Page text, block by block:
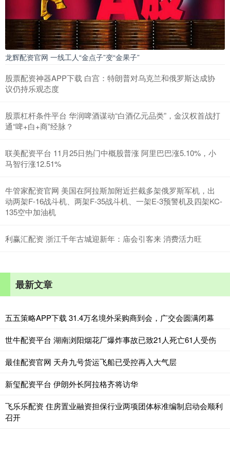
龙辉配资官网 一线工人“金点子”变“金果子”
股票配资神器APP下载 白宫：特朗普对乌克兰和俄罗斯达成协
议仍持乐观态度
股票杠杆条件平台 华润啤酒谋动“白酒亿元品类”，金汉权首战打
通“啤+白+商”经脉？
联美配资平台 11月25日热门中概股普涨 阿里巴巴涨5.10%，小
马智行涨12.51%
牛管家配资官网 美国在阿拉斯加附近拦截多架俄罗斯军机，出
动两架F-16战斗机、两架F-35战斗机、一架E-3预警机及四架KC-
135空中加油机
利赢汇配资 浙江千年古城迎新年：庙会引客来 消费活力旺
最新文章
五五策略APP下载 31.4万名境外采购商到会，广交会圆满闭幕
世牛配资平台 湖南浏阳烟花厂爆炸事故已致21人死亡61人受伤
最佳配资官网 天舟九号货运飞船已受控再入大气层
新玺配资平台 伊朗外长阿拉格齐将访华
飞乐乐配资 住房置业融资担保行业两项团体标准编制启动会顺利
召开